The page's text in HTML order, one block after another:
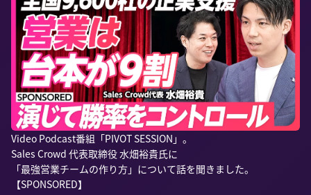
Video Podcast番組「PIVOT SESSION」。
Sales Crowd 代表取締役 水畑裕貴氏に
「最強営業チームの作り方」について話を聞きました。
【SPONSORED】